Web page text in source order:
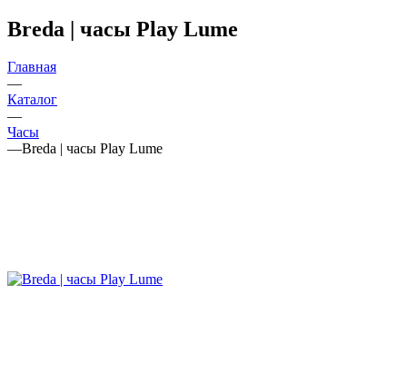
Breda | часы Play Lume
Главная
—
Каталог
—
Часы
—Breda | часы Play Lume